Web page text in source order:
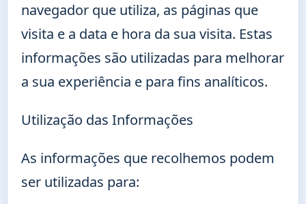
navegador que utiliza, as páginas que
visita e a data e hora da sua visita. Estas
informações são utilizadas para melhorar
a sua experiência e para fins analíticos.
Utilização das Informações
As informações que recolhemos podem
ser utilizadas para: